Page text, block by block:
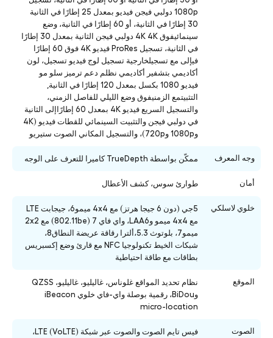
1080p دولبي فيجن فيديو بمعدل 25 إطارًا في الثانية
30 إطارًا في الثانية، أو 60 إطارًا في الثانية، وضع
سينمائيفوق 4K 4K دولبي فيجن الثانية بمعدل 30 إطارًا
في الثانية، تسجيل ProRes فيديو 4K فوق 60 إطارًا
فيإلى مع تسجيلخارجية تسجيل لوج فيديو تسجيل، لون
أكاديمي بتشفير أكاديمي نظلم دعم ترميز سلو مو
فيديو 1080 بكسل بمعدل 120 إطارًا في الثانية,
التثبيتمع الزمنيفوق وضع الليلي للفاصل الزمني،
والتسجيل السريع فيديو 4K بمعدل 60 إطارًاإلى الثانية
في دولبي فيجن والتثبيت السينمائي للقطات فيديو (4K
و1080p و720p)، والتسجيل المكاني الصوت ستيريو
وجه المعرف ممكّن بواسطة TrueDepth كاميرا للتعرف على الوجه
أمان طوارئ سوس، كشف الأعطال
خلوي لاسلكي
5جي (دون 6 جيجا هرتز) مع 4x4 ميمو6، جيجابت LTE
مع 4x4 ميمو وLAA6، واي فاي 7 (802.11be) مع 2x2
ميمو7، بلوتوث 5.3،ألترا رقاقة عريضة النطاق8،
شبكات الخيط تكنولوجيا NFC مع قارئ وضع إكسبريس
بطاقات مع طاقة احتياطية
الموقع
نظام تحديد المواقع غلوناس، غاليليو، غاليليو، QZSS
وBiDou، رقمية بوصلة واي-فاي خلوي iBeacon
micro-location
الصوت
فيس تايم الصوت والصوت عبر شبكة LTE (VoLTE)،